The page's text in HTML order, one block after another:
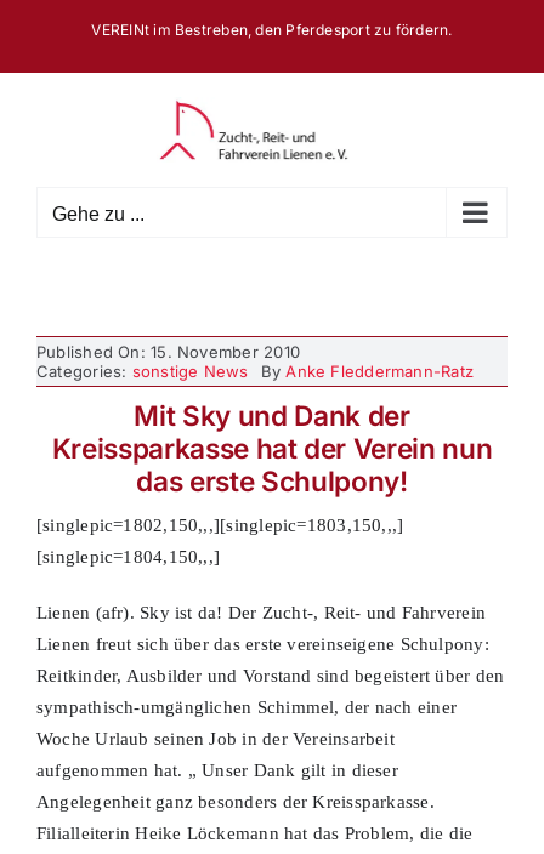
springen
VEREINt im Bestreben, den Pferdesport zu fördern.
Gehe zu ...
Published On: 15. November 2010
Categories: sonstige News ByAnke Fleddermann-Ratz
Mit Sky und Dank der
Kreissparkasse hat der Verein nun
das erste Schulpony!
[singlepic=1802,150,,,][singlepic=1803,150,,,]
[singlepic=1804,150,,,]
Lienen (afr). Sky ist da! Der Zucht-, Reit- und Fahrverein
Lienen freut sich über das erste vereinseigene Schulpony:
Reitkinder, Ausbilder und Vorstand sind begeistert über den
sympathisch-umgänglichen Schimmel, der nach einer
Woche Urlaub seinen Job in der Vereinsarbeit
aufgenommen hat. „ Unser Dank gilt in dieser
Angelegenheit ganz besonders der Kreissparkasse.
Filialleiterin Heike Löckemann hat das Problem, die die